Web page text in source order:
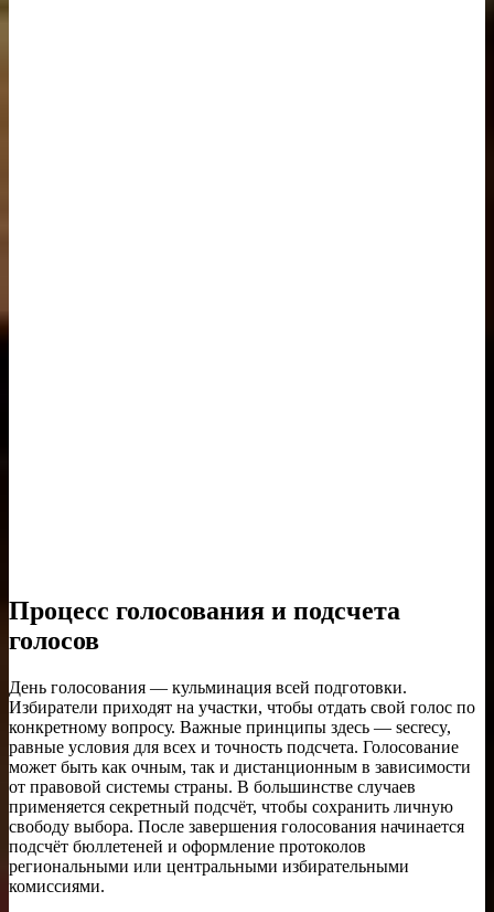
Процесс голосования и подсчета
голосов
День голосования — кульминация всей подготовки.
Избиратели приходят на участки, чтобы отдать свой голос по
конкретному вопросу. Важные принципы здесь — secrecy,
равные условия для всех и точность подсчета. Голосование
может быть как очным, так и дистанционным в зависимости
от правовой системы страны. В большинстве случаев
применяется секретный подсчёт, чтобы сохранить личную
свободу выбора. После завершения голосования начинается
подсчёт бюллетеней и оформление протоколов
региональными или центральными избирательными
комиссиями.